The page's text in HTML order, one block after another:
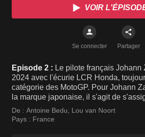
VOIR
Se connecter Partager
Episode 2 : Le pilote français Johann
2024 avec l'écurie LCR Honda,
catégorie des MotoGP. Pour Johann
la marque japonaise, il s'agit de
nouveaux défis et de redonner des
nouvelle association.
De : Antoine Bedu
Lou van Noort
Pays : France